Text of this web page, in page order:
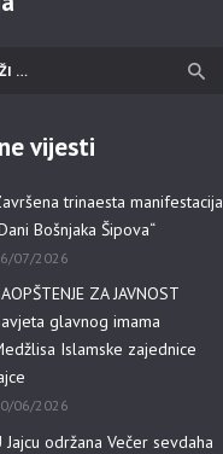
vijesti
trinaesta manifestacija
Bošnjaka Šipova“
07/2026
ZA JAVNOST
glavnog imama
Islamske zajednice
06/2026
Jajcu održana Večer sevdaha